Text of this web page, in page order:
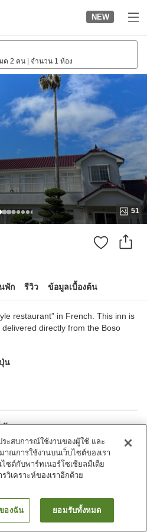
NEW
ด 2 คน จำนวน 1 ห้อง
51
พัก รีวิว ข้อมูลเบื้องต้น
restaurant” in French. This inn is
directly from the Boso
น
ก
ห้องจัดเลี้ยง
ห้องคาราโอเกะ
าห้องพัก
ระสบการณ์ใช้งานของผู้ใช้ และ
ณการใช้งานบนเว็บไซต์ของเรา
ซต์กับพาร์ทเนอร์โซเชียลมีเดีย
เคราะห์ของเราอีกด้วย
องฉัน ยอมรับทั้งหมด